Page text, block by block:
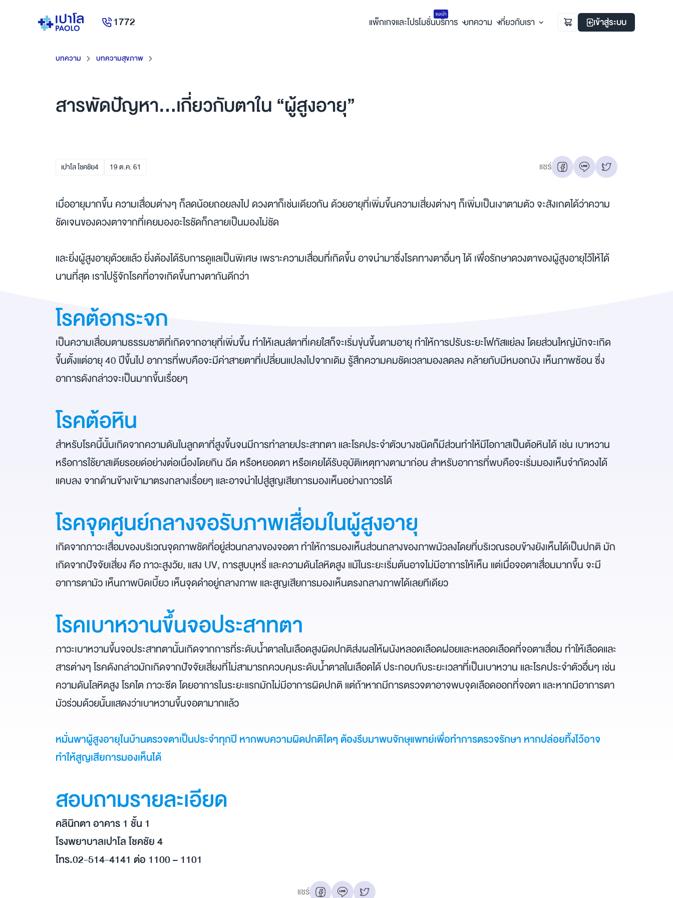
1772 แพ็กเกจและโปรโมชั่น
แนะนำ
บริการ บทความ เกี่ยวกับเรา เข้าสู่ระบบ
บทความ บทความสุขภาพ
สารพัดปัญหา…เกี่ยวกับตาใน “ผู้สูงอายุ”
เปาโล โชคชัย4 19ต.ค.61 แชร์
เมื่ออายุมากขึ้น ความเสื่อมต่างๆ ก็ลดน้อยถอยลงไป ดวงตาก็เช่นเดียวกัน ด้วยอายุที่เพิ่มขึ้นความเสี่ยงต่างๆ ก็เพิ่มเป็นเงาตามตัว จะสังเกตได้ว่าความ
ชัดเจนของดวงตาจากที่เคยมองอะไรชัดก็กลายเป็นมองไม่ชัด
และยิ่งผู้สูงอายุด้วยแล้ว ยิ่งต้องได้รับการดูแลเป็นพิเศษ เพราะความเสื่อมที่เกิดขึ้น อาจนำมาซึ่งโรคทางตาอื่นๆ ได้ เพื่อรักษาดวงตาของผู้สูงอายุไว้ให้ได้
นานที่สุด เราไปรู้จักโรคที่อาจเกิดขึ้นทางตากันดีกว่า
โรคต้อกระจก
เป็นความเสื่อมตามธรรมชาติที่เกิดจากอายุที่เพิ่มขึ้น ทำให้เลนส์ตาที่เคยใสก็จะเริ่มขุ่นขึ้นตามอายุ ทำให้การปรับระยะโฟกัสแย่ลง โดยส่วนใหญ่มักจะเกิด
ขึ้นตั้งแต่อายุ 40 ปีขึ้นไป อาการที่พบคือจะมีค่าสายตาที่เปลี่ยนแปลงไปจากเดิม รู้สึกความคมชัดเวลามองลดลง คล้ายกับมีหมอกบัง เห็นภาพซ้อน ซึ่ง
อาการดังกล่าวจะเป็นมากขึ้นเรื่อยๆ
โรคต้อหิน
สำหรับโรคนี้นั้นเกิดจากความดันในลูกตาที่สูงขึ้นจนมีการทำลายประสาทตา และโรคประจำตัวบางชนิดก็มีส่วนทำให้มีโอกาสเป็นต้อหินได้ เช่น เบาหวาน
หรือการใช้ยาสเตียรอยด์อย่างต่อเนื่องโดยกิน ฉีด หรือหยอดตา หรือเคยได้รับอุบัติเหตุทางตามาก่อน สำหรับอาการที่พบคือจะเริ่มมองเห็นจำกัดวงได้
แคบลง จากด้านข้างเข้ามาตรงกลางเรื่อยๆ และอาจนำไปสู่สูญเสียการมองเห็นอย่างถาวรได้
โรคจุดศูนย์กลางจอรับภาพเสื่อมในผู้สูงอายุ
เกิดจากภาวะเสื่อมของบริเวณจุดภาพชัดที่อยู่ส่วนกลางของจอตา ทำให้การมองเห็นส่วนกลางของภาพมัวลงโดยที่บริเวณรอบข้างยังเห็นได้เป็นปกติ มัก
เกิดจากปัจจัยเสี่ยง คือ ภาวะสูงวัย, แสง UV, การสูบบุหรี่ และความดันโลหิตสูง แม้ในระยะเริ่มต้นอาจไม่มีอาการให้เห็น แต่เมื่อจอตาเสื่อมมากขึ้น จะมี
อาการตามัว เห็นภาพบิดเบี้ยว เห็นจุดดำอยู่กลางภาพ และสูญเสียการมองเห็นตรงกลางภาพได้เลยทีเดียว
โรคเบาหวานขึ้นจอประสาทตา
ภาวะเบาหวานขึ้นจอประสาทตานั้นเกิดจากการที่ระดับน้ำตาลในเลือดสูงผิดปกติส่งผลให้ผนังหลอดเลือดฝอยและหลอดเลือดที่จอตาเสื่อม ทำให้เลือดและ
สารต่างๆ โรคดังกล่าวมักเกิดจากปัจจัยเสี่ยงที่ไม่สามารถควบคุมระดับน้ำตาลในเลือดได้ ประกอบกับระยะเวลาที่เป็นเบาหวาน และโรคประจำตัวอื่นๆ เช่น
ความดันโลหิตสูง โรคไต ภาวะซีด โดยอาการในระยะแรกมักไม่มีอาการผิดปกติ แต่ถ้าหากมีการตรวจตาอาจพบจุดเลือดออกที่จอตา และหากมีอาการตา
มัวร่วมด้วยนั้นแสดงว่าเบาหวานขึ้นจอตามากแล้ว
หมั่นพาผู้สูงอายุในบ้านตรวจตาเป็นประจำทุกปี หากพบความผิดปกติใดๆ ต้องรีบมาพบจักษุแพทย์เพื่อทำการตรวจรักษา หากปล่อยทิ้งไว้อาจ
ทำให้สูญเสียการมองเห็นได้
สอบถามรายละเอียด
คลินิกตา อาคาร 1 ชั้น 1
โรงพยาบาลเปาโล โชคชัย 4
โทร.02-514-4141 ต่อ 1100 – 1101
แชร์